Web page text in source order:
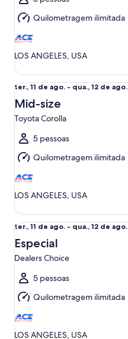
qua.,
12
de
Quilometragem ilimitada
LOS ANGELES, USA
ter.,
11
de
ago.
qua.,
12
de
ter., 11 de ago. - qua., 12 de ago.
Mid-size
Toyota Corolla
5 pessoas
Quilometragem ilimitada
LOS ANGELES, USA
Mid-size Toyota Corolla
ter.,
11
de
ago.
qua.,
12
de
ter., 11 de ago. - qua., 12 de ago.
Especial
Dealers Choice
5 pessoas
Quilometragem ilimitada
LOS ANGELES, USA
Especial Dealers Choice